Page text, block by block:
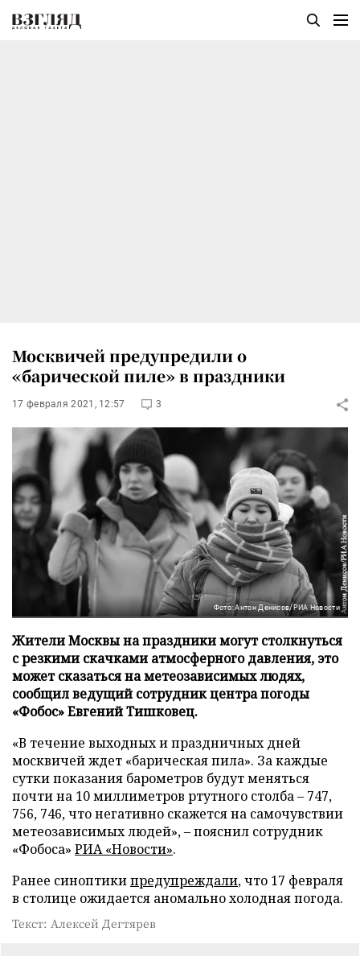
Москвичей предупредили о
«барической пиле» в праздники
17 февраля 2021, 12:57 3
Фото: Антон Денисов/РИА Новости
Жители Москвы на праздники могут столкнуться
с резкими скачками атмосферного давления, это
может сказаться на метеозависимых людях,
сообщил ведущий сотрудник центра погоды
«Фобос» Евгений Тишковец.
«В течение выходных и праздничных дней
москвичей ждет «барическая пила». За каждые
сутки показания барометров будут меняться
почти на 10 миллиметров ртутного столба – 747,
756, 746, что негативно скажется на самочувствии
метеозависимых людей», – пояснил сотрудник
«Фобоса» РИА «Новости».
Ранее синоптикипредупреждали, что 17 февраля
в столице ожидается аномально холодная погода.
Текст: Алексей Дегтярев